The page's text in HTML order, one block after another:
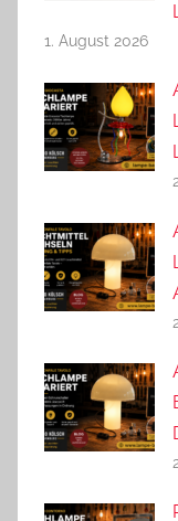
1. August 2026